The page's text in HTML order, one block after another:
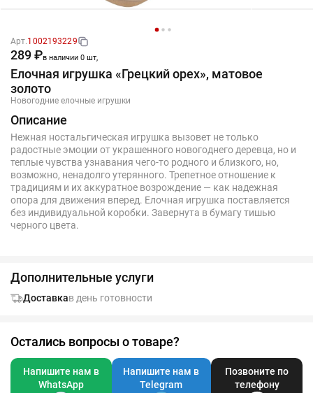
Арт.1002193229
289 ₽в наличии 0 шт,
Елочная игрушка «Грецкий орех», матовое
золото
Новогодние елочные игрушки
Описание
Нежная ностальгическая игрушка вызовет не только
радостные эмоции от украшенного новогоднего деревца, но и
теплые чувства узнавания чего-то родного и близкого, но,
возможно, ненадолго утерянного. Трепетное отношение к
традициям и их аккуратное возрождение — как надежная
опора для движения вперед. Елочная игрушка поставляется
без индивидуальной коробки. Завернута в бумагу тишью
черного цвета.
Дополнительные услуги
Доставкав день готовности
Остались вопросы о товаре?
Напишите нам в
WhatsApp
Напишите нам в
Telegram
Позвоните по
телефону